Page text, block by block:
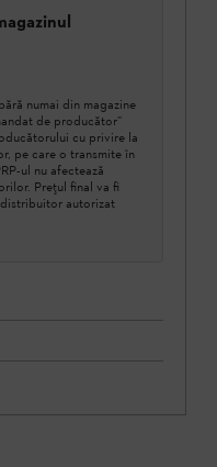
numai din magazine
de producător”
cu privire la
pe care o transmite în
ul nu afectează
Prețul final va fi
autorizat